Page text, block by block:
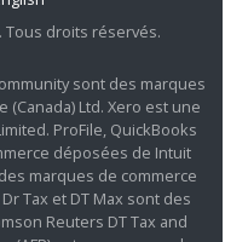
Tous droits réservés.
sont des marques
Ltd. Xero est une
ProFile, QuickBooks
déposées de Intuit
marques de commerce
Tax et DT Max sont des
Reuters DT Tax and